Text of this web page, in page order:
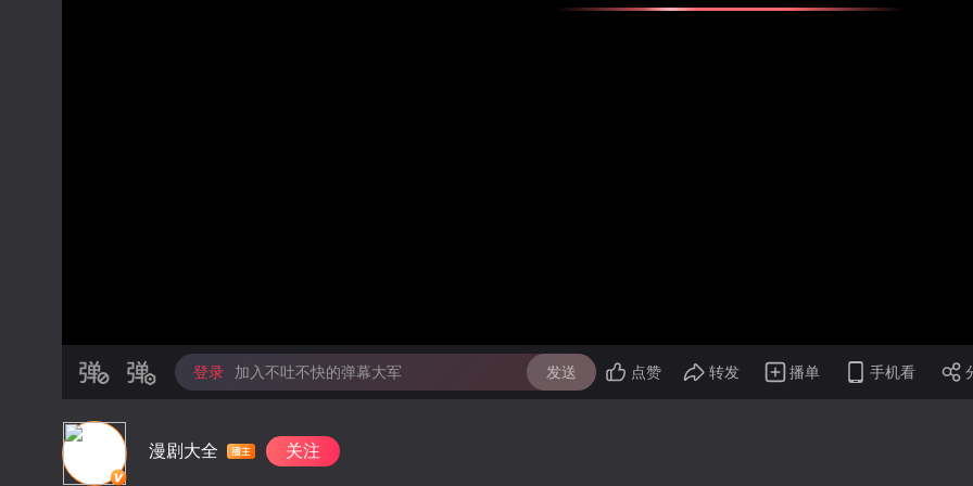
登录 加入不吐不快的弹幕大军 发送 点赞 转发 播单 手机看
漫剧大全 关注